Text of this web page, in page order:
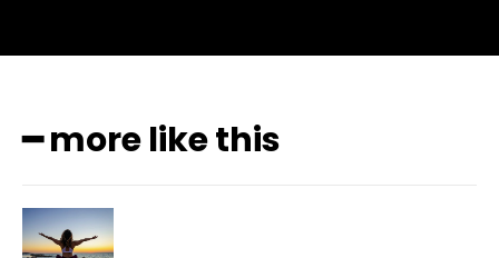
━ more like this